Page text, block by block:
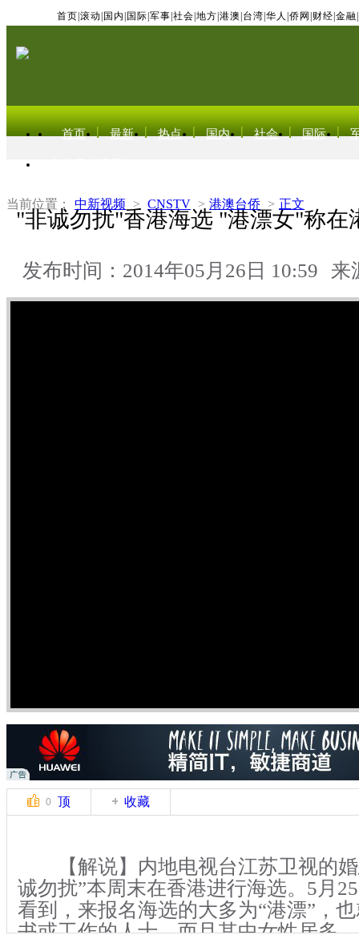
首页 滚动 国内 国际 军事 社会 地方 港澳 台湾 华人 侨网 财经 金融
首页 最新 热点 国内 社会 国际
当前位置： 中新视频 > CNSTV > 港澳台侨 > 正文
"非诚勿扰"香港海选 "港漂女"称在
发布时间：2014年05月26日 10:59 来
0 顶 收藏
【解说】内地电视台江苏卫视的婚
诚勿扰”本周末在香港进行海选。5月
看到，来报名海选的大多为“港漂”，
书或工作的人士，而且其中女性居多